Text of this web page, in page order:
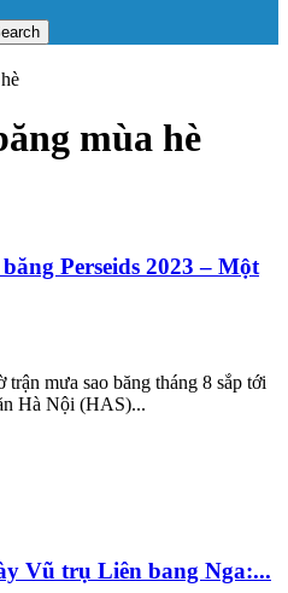
mùa hè
Perseids 2023 – Một
trận mưa sao băng tháng 8 sắp tới
Hà Nội (HAS)...
Vũ trụ Liên bang Nga:...